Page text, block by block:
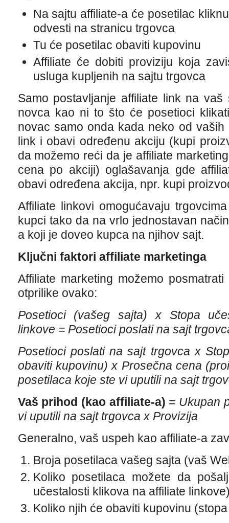
Na sajtu affiliate-a će posetilac
odvesti na stranicu trgovca
Tu će posetilac obaviti kupovinu
Affiliate će dobiti proviziju koja
usluga kupljenih na sajtu trgovca
Samo postavljanje affiliate link na
novca kao ni to što će posetioci
novac samo onda kada neko od
link i obavi određenu akciju (kupi
da možemo reći da je affiliate
cena po akciji) oglašavanja gde
obavi određena akcija, npr. kupi
Affiliate linkovi omogućavaju
kupci tako da na vrlo jednostavan
a koji je doveo kupca na njihov sajt.
Ključni faktori affiliate marketinga
Affiliate marketing možemo
otprilike ovako:
Posetioci (vašeg sajta) x Stopa
linkove = Posetioci poslati na sajt
Posetioci poslati na sajt trgovca x
obaviti kupovinu) x Prosečna cena
posetilaca koje ste vi uputili na sajt
Vaš prihod (kao affiliate-a) = Ukupan
vi uputili na sajt trgovca x Provizija
Generalno, vaš uspeh kao affiliate-a
Broja posetilaca vašeg sajta (vaš
Koliko posetilaca možete da
učestalosti klikova na affiliate
Koliko njih će obaviti kupovinu